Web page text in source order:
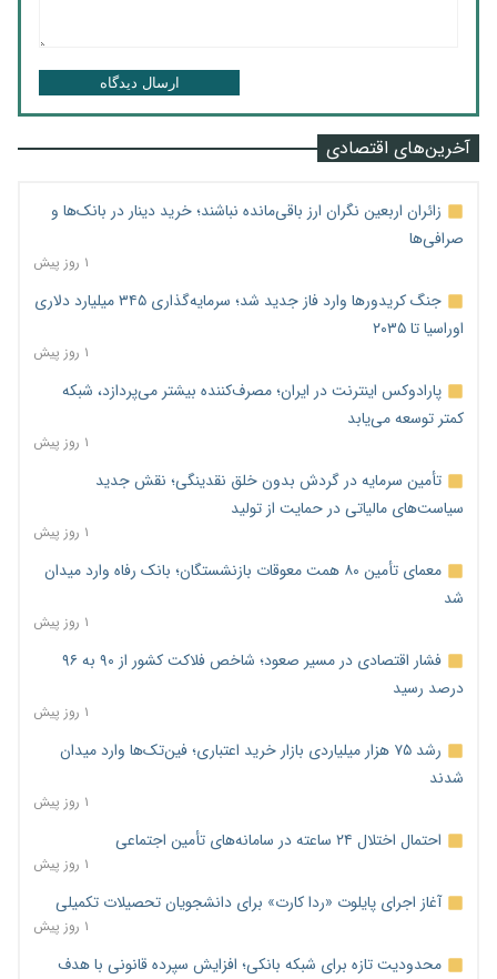
ارسال دیدگاه
آخرین‌های اقتصادی
زائران اربعین نگران ارز باقی‌مانده نباشند؛ خرید دینار در بانک‌ها و
صرافی‌ها
۱ روز پیش
جنگ کریدورها وارد فاز جدید شد؛ سرمایه‌گذاری ۳۴۵ میلیارد دلاری
اوراسیا تا ۲۰۳۵
۱ روز پیش
پارادوکس اینترنت در ایران؛ مصرف‌کننده بیشتر می‌پردازد، شبکه
کمتر توسعه می‌یابد
۱ روز پیش
تأمین سرمایه در گردش بدون خلق نقدینگی؛ نقش جدید
سیاست‌های مالیاتی در حمایت از تولید
۱ روز پیش
معمای تأمین ۸۰ همت معوقات بازنشستگان؛ بانک رفاه وارد میدان
شد
۱ روز پیش
فشار اقتصادی در مسیر صعود؛ شاخص فلاکت کشور از ۹۰ به ۹۶
درصد رسید
۱ روز پیش
رشد ۷۵ هزار میلیاردی بازار خرید اعتباری؛ فین‌تک‌ها وارد میدان
شدند
۱ روز پیش
احتمال اختلال ۲۴ ساعته در سامانه‌های تأمین اجتماعی
۱ روز پیش
آغاز اجرای پایلوت «ردا کارت» برای دانشجویان تحصیلات تکمیلی
۱ روز پیش
محدودیت تازه برای شبکه بانکی؛ افزایش سپرده قانونی با هدف